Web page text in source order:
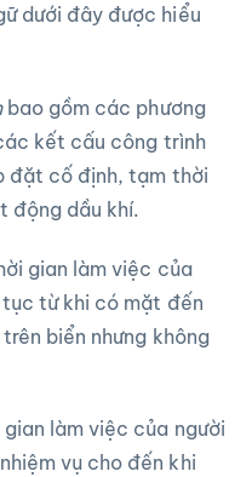
dưới đây được hiểu
bao gồm các phương
kết cấu công trình
đặt cố định, tạm thời
động dầu khí.
gian làm việc của
từ khi có mặt đến
biển nhưng không
làm việc của người
vụ cho đến khi